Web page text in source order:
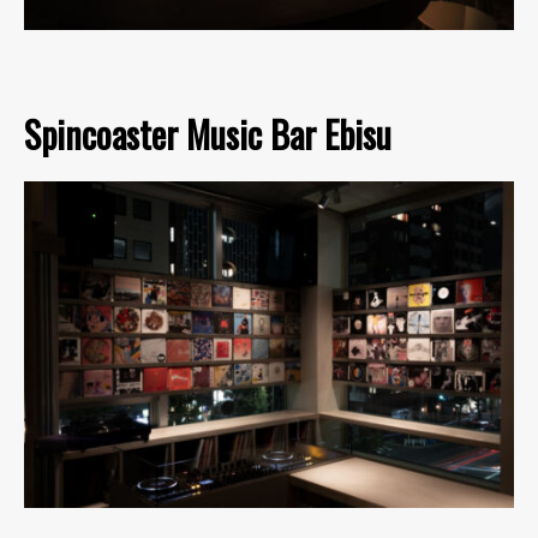
Spincoaster Music Bar Ebisu